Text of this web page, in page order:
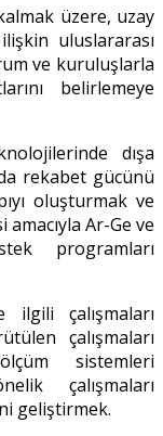
üzere, uzay
uluslararası
ve kuruluşlarla
belirlemeye
dışa
rekabet gücünü
oluşturmak ve
Ar-Ge ve
programları
çalışmaları
çalışmaları
sistemleri
çalışmaları
geliştirmek.